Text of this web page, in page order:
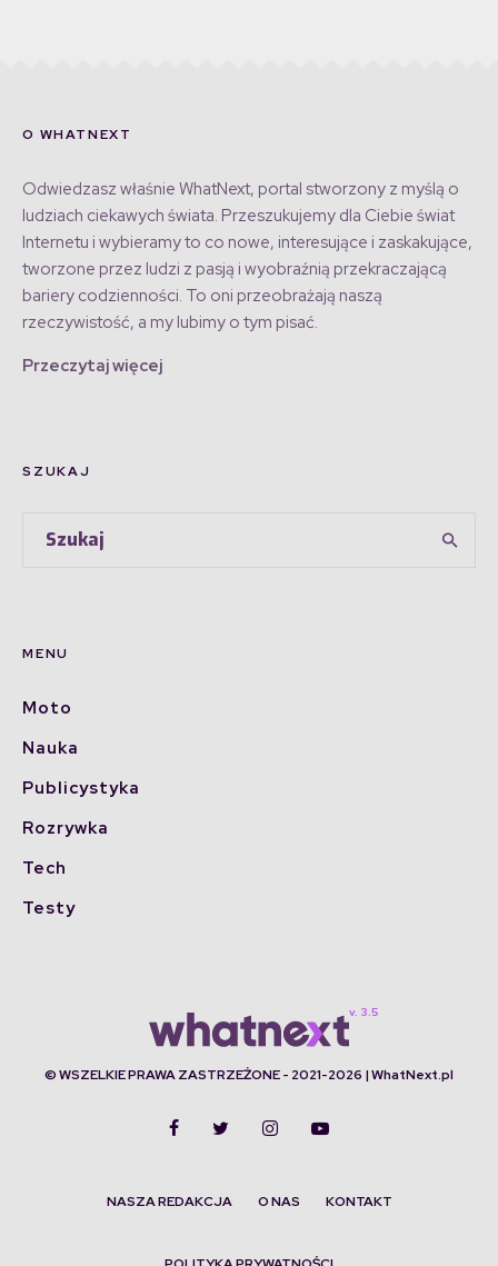
O WHATNEXT
Odwiedzasz właśnie WhatNext, portal stworzony z myślą o
ludziach ciekawych świata. Przeszukujemy dla Ciebie świat
Internetu i wybieramy to co nowe, interesujące i zaskakujące,
tworzone przez ludzi z pasją i wyobraźnią przekraczającą
bariery codzienności. To oni przeobrażają naszą
rzeczywistość, a my lubimy o tym pisać.
Przeczytaj więcej
SZUKAJ
MENU
Moto
Nauka
Publicystyka
Rozrywka
Tech
Testy
© WSZELKIE PRAWA ZASTRZEŻONE - 2021-2026 | WhatNext.pl
NASZA REDAKCJA O NAS KONTAKT